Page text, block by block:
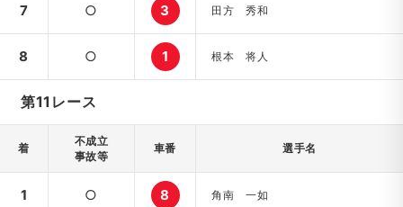
7 ○ 3 田方 秀和
8 ○ 1 根本 将人
第11レース
着
不成立
事故等
車番 選手名
1 ○ 8 角南 一如